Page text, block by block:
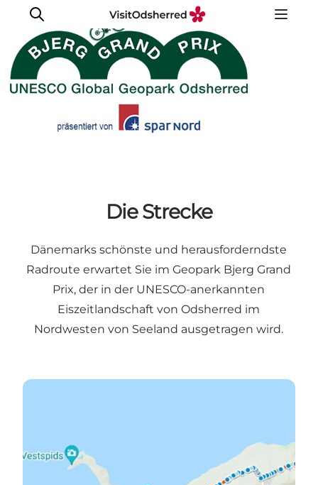
Events
Die Strecke
Dänemarks schönste und herausforderndste
Radroute erwartet Sie im Geopark Bjerg Grand
Prix, der in der UNESCO-anerkannten
Eiszeitlandschaft von Odsherred im
Nordwesten von Seeland ausgetragen wird.
> Die Strecke auf Google Maps